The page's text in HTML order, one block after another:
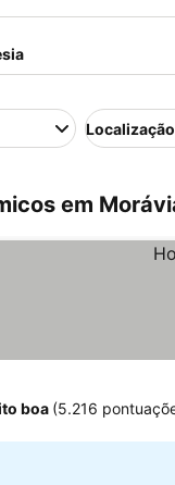
Localização
em
boa (5.216